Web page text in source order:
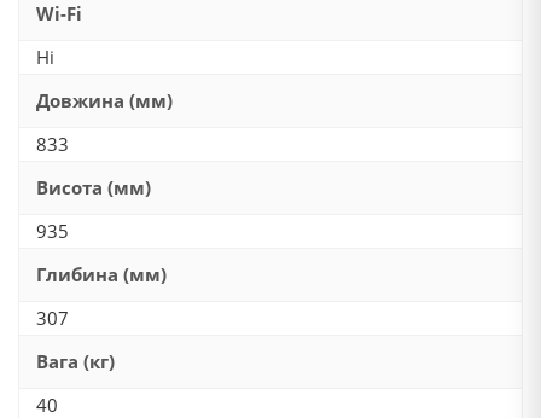
Wi-Fi
Ні
Довжина (мм)
833
Висота (мм)
935
Глибина (мм)
307
Вага (кг)
40